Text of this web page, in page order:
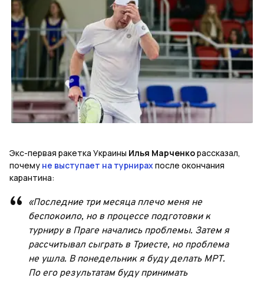
Экс-первая ракетка Украины Илья Марченкорассказал,
почему не выступает на турнирахпосле окончания
карантина:
«Последние три месяца плечо меня не
беспокоило, но в процессе подготовки к
турниру в Праге начались проблемы. Затем я
рассчитывал сыграть в Триесте, но проблема
не ушла. В понедельник я буду делать МРТ.
По его результатам буду принимать